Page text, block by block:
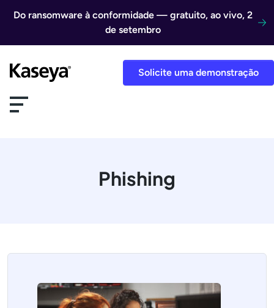
Do ransomware à conformidade — gratuito, ao vivo, 2
de setembro
Solicite uma demonstração
Phishing